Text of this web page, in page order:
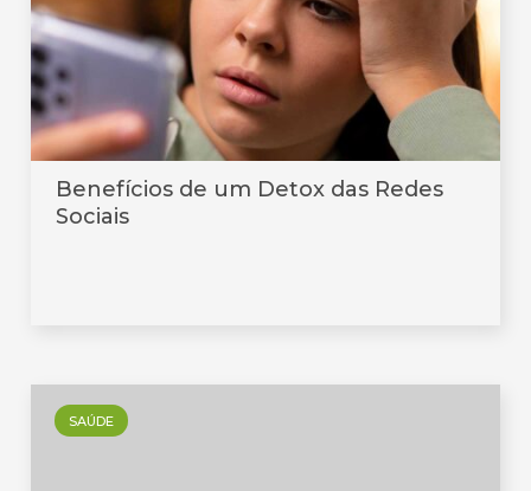
Benefícios de um Detox das Redes
Sociais
SAÚDE